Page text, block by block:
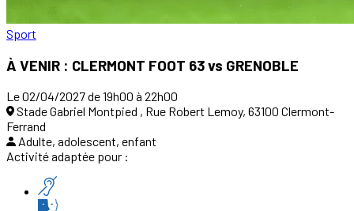
Sport
À VENIR : CLERMONT FOOT 63 vs GRENOBLE
Le 02/04/2027 de 19h00 à 22h00
Stade Gabriel Montpied , Rue Robert Lemoy, 63100 Clermont-
Ferrand
Adulte, adolescent, enfant
Activité adaptée pour :